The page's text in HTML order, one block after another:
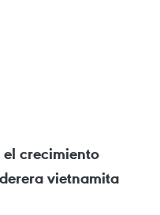
crecimiento
vietnamita